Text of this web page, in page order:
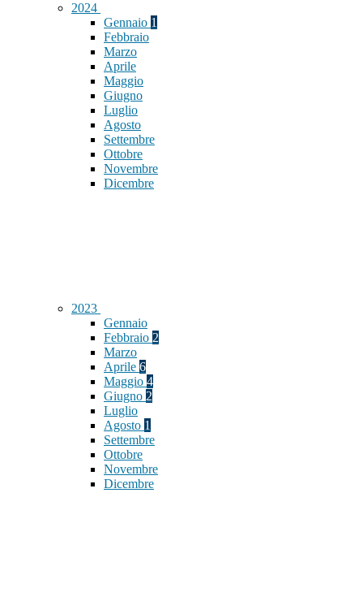
2024
Gennaio 1
Febbraio
Marzo
Aprile
Maggio
Giugno
Luglio
Agosto
Settembre
Ottobre
Novembre
Dicembre
2023
Gennaio
Febbraio 2
Marzo
Aprile 6
Maggio 4
Giugno 2
Luglio
Agosto 1
Settembre
Ottobre
Novembre
Dicembre